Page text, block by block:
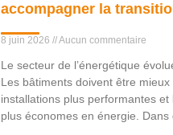
accompagner la
8 juin 2026 Aucun commentaire
Le secteur de l’énergétique
Les bâtiments doivent être
installations plus performantes
plus économes en énergie. Dans